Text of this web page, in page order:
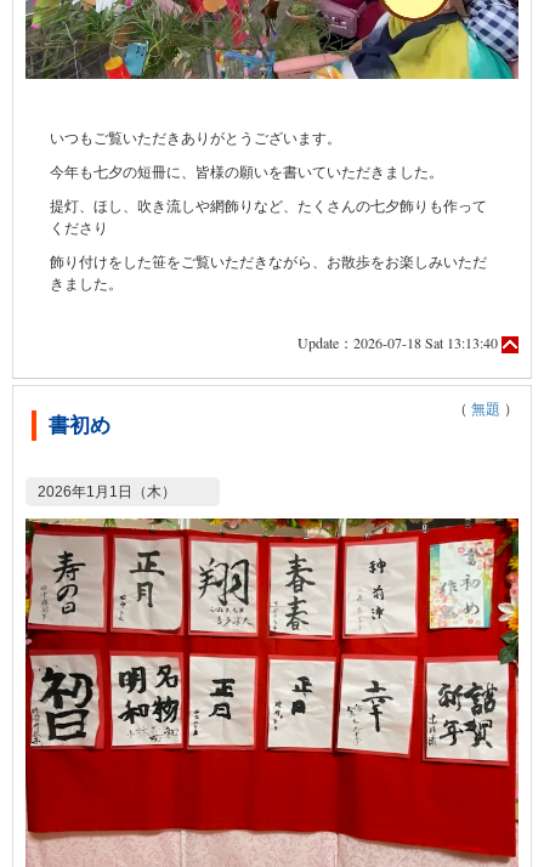
いつもご覧いただきありがとうございます。
今年も七夕の短冊に、皆様の願いを書いていただきました。
提灯、ほし、吹き流しや網飾りなど、たくさんの七夕飾りも作って
くださり
飾り付けをした笹をご覧いただきながら、お散歩をお楽しみいただ
きました。
Update：2026-07-18 Sat 13:13:40
書初め
（ 無題 ）
2026年1月1日（木）